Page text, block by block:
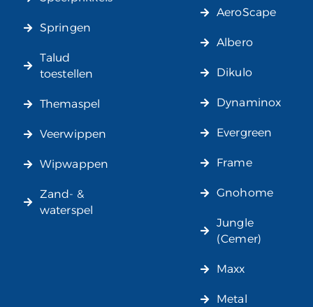
Springen
Talud
toestellen
Themaspel
Veerwippen
Wipwappen
Zand- &
waterspel
AeroScape
Albero
Dikulo
Dynaminox
Evergreen
Frame
Gnohome
Jungle
(Cemer)
Maxx
Metal